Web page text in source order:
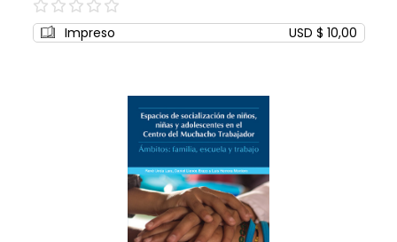
0%
Impreso USD $ 10,00